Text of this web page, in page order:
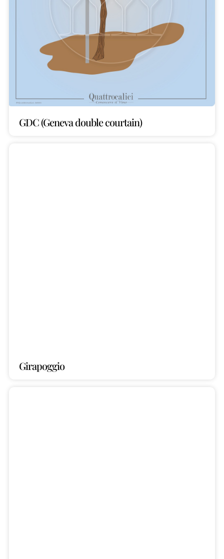
GDC (Geneva double courtain)
Girapoggio